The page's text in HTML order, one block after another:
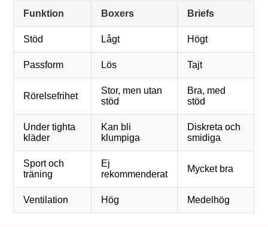
Funktion Boxers Briefs
Stöd Lågt Högt
Passform Lös Tajt
Rörelsefrihet
Stor, men utan
stöd
Bra, med
stöd
Under tighta
kläder
Kan bli
klumpiga
Diskreta och
smidiga
Sport och
träning
Ej
rekommenderat
Mycket bra
Ventilation Hög Medelhög